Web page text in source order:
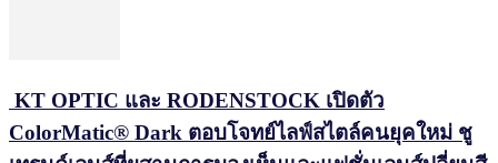
KT OPTIC และ RODENSTOCK เปิดตัว
ColorMatic® Dark ตอบโจทย์ไลฟ์สไตล์คนยุคใหม่ ชู